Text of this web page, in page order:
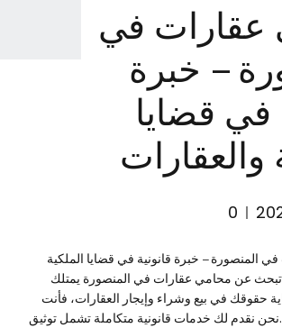
عقارات في
– خبرة
في قضايا
والعقارات
0
المنصورة – خبرة قانونية في قضايا الملكية
تبحث عن محامي عقارات في المنصورة يمتلك
حقوقك في بيع وشراء وإيجار العقارات، فأنت
نقدم لك خدمات قانونية متكاملة تشمل توثيق